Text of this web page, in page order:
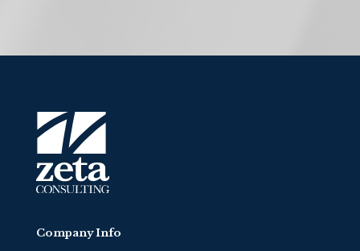
Company Info